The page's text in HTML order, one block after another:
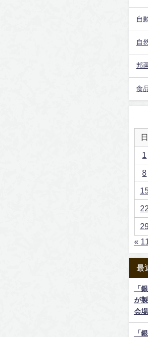
自
自
邦
食
日
1
8
22
«
最
「
が
会
「